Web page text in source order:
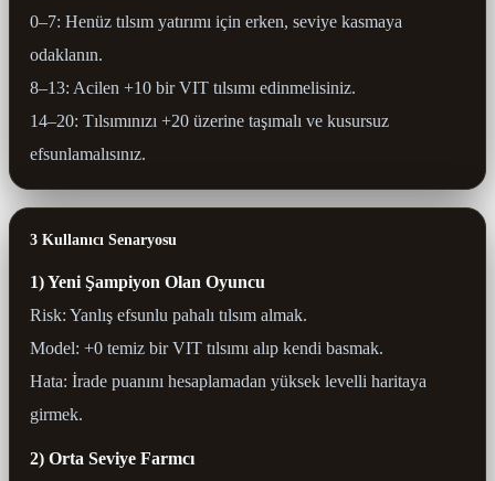
0–7: Henüz tılsım yatırımı için erken, seviye kasmaya
odaklanın.
8–13: Acilen +10 bir VIT tılsımı edinmelisiniz.
14–20: Tılsımınızı +20 üzerine taşımalı ve kusursuz
efsunlamalısınız.
3 Kullanıcı Senaryosu
1) Yeni Şampiyon Olan Oyuncu
Risk: Yanlış efsunlu pahalı tılsım almak.
Model: +0 temiz bir VIT tılsımı alıp kendi basmak.
Hata: İrade puanını hesaplamadan yüksek levelli haritaya
girmek.
2) Orta Seviye Farmcı